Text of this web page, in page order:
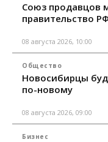
Союз продавцов
правительство
08 августа 2026, 10:00
Общество
Новосибирцы
по-новому
08 августа 2026, 09:00
Бизнес